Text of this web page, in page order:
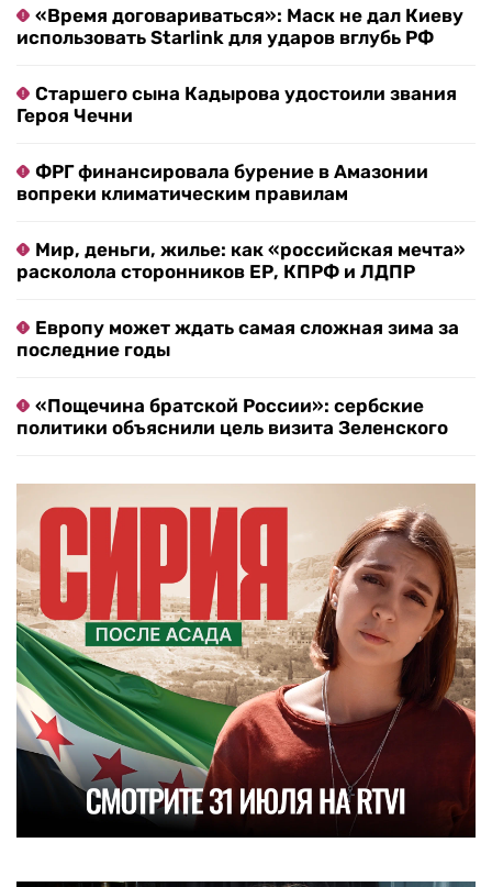
«Время договариваться»: Маск не дал Киеву
использовать Starlink для ударов вглубь РФ
Старшего сына Кадырова удостоили звания
Героя Чечни
ФРГ финансировала бурение в Амазонии
вопреки климатическим правилам
Мир, деньги, жилье: как «российская мечта»
расколола сторонников ЕР, КПРФ и ЛДПР
Европу может ждать самая сложная зима за
последние годы
«Пощечина братской России»: сербские
политики объяснили цель визита Зеленского